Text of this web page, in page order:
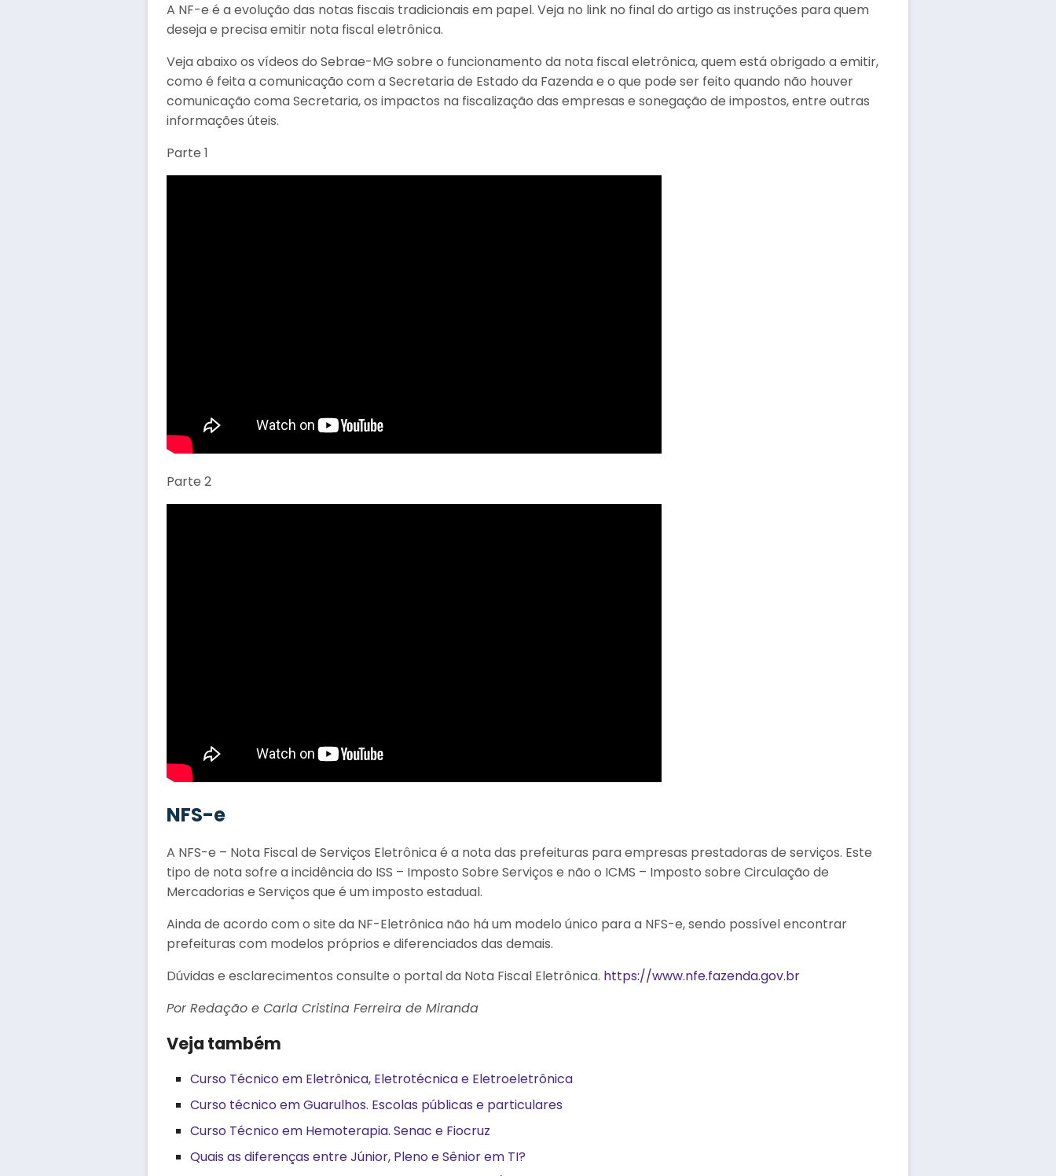
A NF-e é a evolução das notas fiscais tradicionais em papel. Veja no link no final do artigo as instruções para quem
deseja e precisa emitir nota fiscal eletrônica.
Veja abaixo os vídeos do Sebrae-MG sobre o funcionamento da nota fiscal eletrônica, quem está obrigado a emitir,
como é feita a comunicação com a Secretaria de Estado da Fazenda e o que pode ser feito quando não houver
comunicação coma Secretaria, os impactos na fiscalização das empresas e sonegação de impostos, entre outras
informações úteis.
Parte 1
Parte 2
NFS-e
A NFS-e – Nota Fiscal de Serviços Eletrônica é a nota das prefeituras para empresas prestadoras de serviços. Este
tipo de nota sofre a incidência do ISS – Imposto Sobre Serviços e não o ICMS – Imposto sobre Circulação de
Mercadorias e Serviços que é um imposto estadual.
Ainda de acordo com o site da NF-Eletrônica não há um modelo único para a NFS-e, sendo possível encontrar
prefeituras com modelos próprios e diferenciados das demais.
Dúvidas e esclarecimentos consulte o portal da Nota Fiscal Eletrônica. https://www.nfe.fazenda.gov.br
Por Redação e Carla Cristina Ferreira de Miranda
Veja também
Curso Técnico em Eletrônica, Eletrotécnica e Eletroeletrônica
Curso técnico em Guarulhos. Escolas públicas e particulares
Curso Técnico em Hemoterapia. Senac e Fiocruz
Quais as diferenças entre Júnior, Pleno e Sênior em TI?